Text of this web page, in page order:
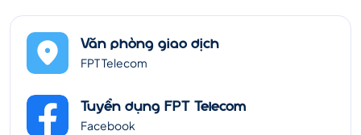
Văn phòng giao dịch
FPT Telecom
Tuyển dụng FPT Telecom
Facebook